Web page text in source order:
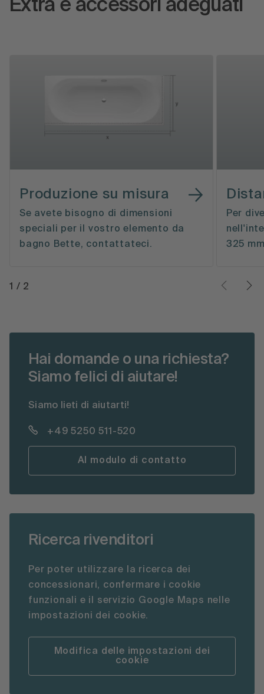
Extra e accessori adeguati
Produzione su misura
Se avete bisogno di dimensioni
speciali per il vostro elemento da
bagno Bette, contattateci.
Per
325
1 / 2
Hai domande o una richiesta?
Siamo felici di aiutare!
Siamo lieti di aiutarti!
+49 5250 511-520
Al modulo di contatto
Ricerca rivenditori
Per poter utilizzare la ricerca dei
concessionari, confermare i cookie
funzionali e il servizio Google Maps nelle
impostazioni dei cookie.
Modifica delle impostazioni dei
cookie